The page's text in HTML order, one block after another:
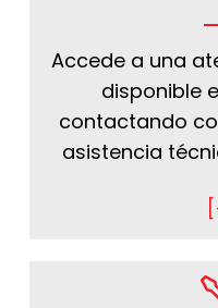
Accede a una
disponible
contactando
asistencia